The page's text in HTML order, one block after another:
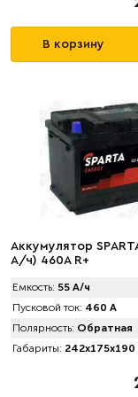
В корзину
Аккумулятор
А/ч) 460A R+
Емкость: 55 А/ч
Пусковой ток: 460 А
Полярность: Обратная
Габариты: 242x175x190